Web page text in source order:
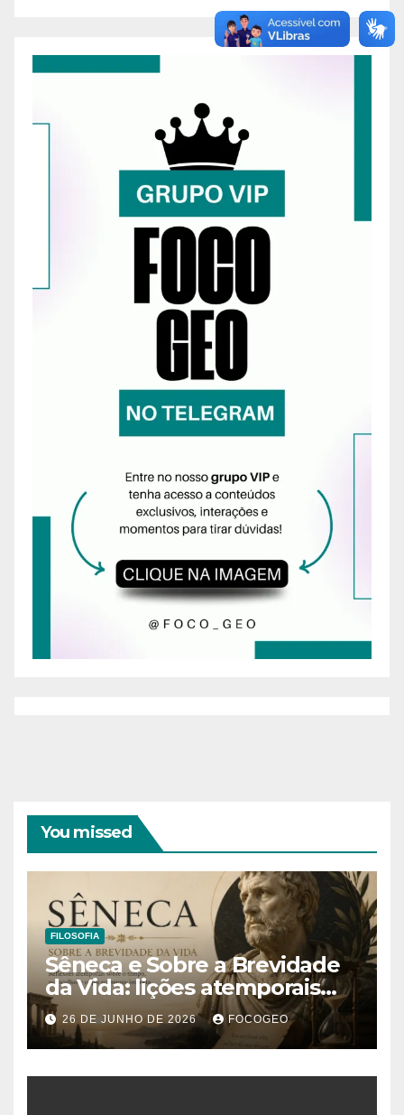
You missed
FILOSOFIA
Sêneca e Sobre a Brevidade
da Vida: lições atemporais
sobre o tempo, a felicidade e
o verdadeiro sentido da
existência
26 DE JUNHO DE 2026 FOCOGEO